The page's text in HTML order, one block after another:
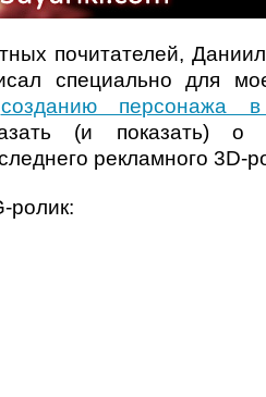
почитателей,
специально для
созданию персонажа
(и показать) о
рекламного 3D-
ролик: